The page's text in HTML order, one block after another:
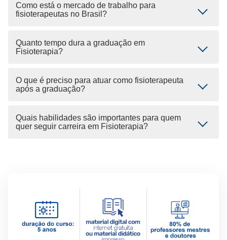
Como está o mercado de trabalho para
fisioterapeutas no Brasil?
Quanto tempo dura a graduação em
Fisioterapia?
O que é preciso para atuar como fisioterapeuta
após a graduação?
Quais habilidades são importantes para quem
quer seguir carreira em Fisioterapia?